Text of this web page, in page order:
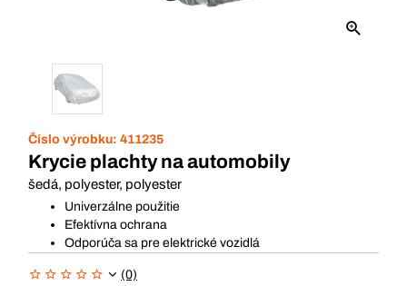
Číslo výrobku: 411235
Krycie plachty na automobily
šedá, polyester, polyester
Univerzálne použitie
Efektívna ochrana
Odporúča sa pre elektrické vozidlá
(0)